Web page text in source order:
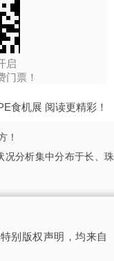
启
门票！
食机展 阅读更精彩！
！
况分析集中分布于长、珠
别版权声明，均来自